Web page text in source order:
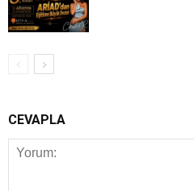
CEVAPLA